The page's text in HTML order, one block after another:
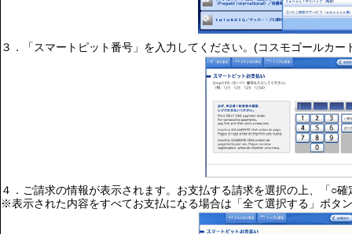
３．「スマートピット番号」を入力してください。(コスモゴールカ
４．ご請求の情報が表示されます。お支払する請求を選択の上、「○
※表示された内容をすべてお支払になる場合は「全て選択する」ボタ